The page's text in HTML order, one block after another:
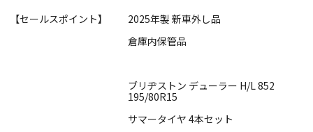
【セールスポイント】
2025年製 新車外し品
倉庫内保管品
ブリヂストン デューラー H/L 852
195/80R15
サマータイヤ 4本セット